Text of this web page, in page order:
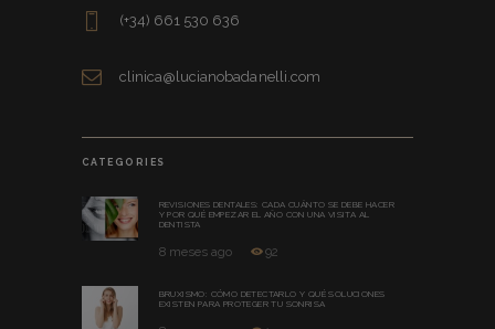
(+34) 661 530 636
clinica@lucianobadanelli.com
CATEGORIES
REVISIONES DENTALES: CADA CUÁNTO SE DEBE HACER
Y POR QUÉ EMPEZAR EL AÑO CON UNA VISITA AL
DENTISTA
8 meses ago 92
BRUXISMO: CÓMO DETECTARLO Y QUÉ SOLUCIONES
EXISTEN PARA PROTEGER TU SONRISA